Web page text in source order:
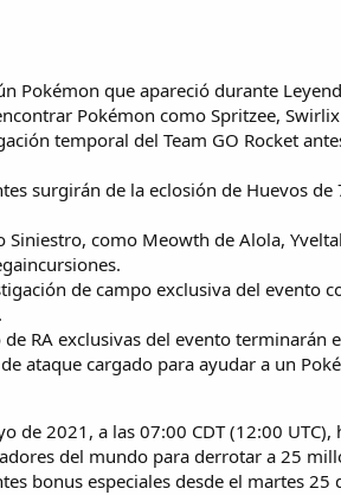
Pokémon que apareció durante
Pokémon como Spritzee,
temporal del Team GO Rocket
surgirán de la eclosión de Huevos
Siniestro, como Meowth de Alola,
de campo exclusiva del evento
de RA exclusivas del evento
ataque cargado para ayudar a un
de 2021, a las 07:00 CDT (12:00
del mundo para derrotar a 25
bonus especiales desde el martes